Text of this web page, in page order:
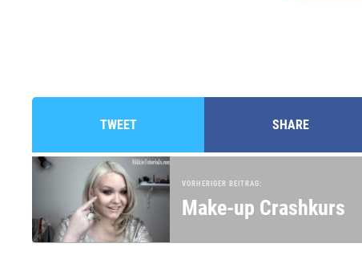
TWEET SHARE
VORHERIGER BEITRAG:
Make-up Crashkurs